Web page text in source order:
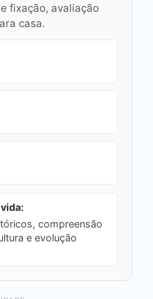
fixação, avaliação
casa.
compreensão
e evolução